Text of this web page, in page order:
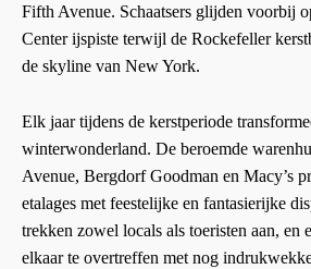
Fifth Avenue. Schaatsers glijden voorbij
Center ijspiste terwijl de Rockefeller
de skyline van New York.
Elk jaar tijdens de kerstperiode
winterwonderland. De beroemde
Avenue, Bergdorf Goodman en Macy’s
etalages met feestelijke en fantasierijke
trekken zowel locals als toeristen aan, en
elkaar te overtreffen met nog